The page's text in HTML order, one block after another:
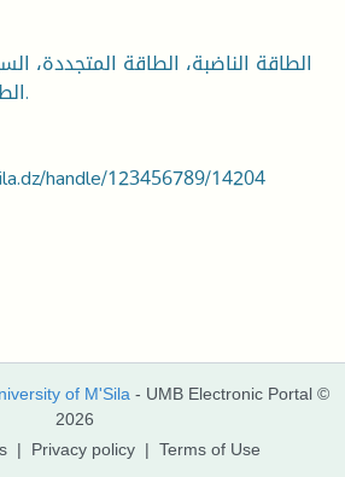
الطاقة الناضبة، الطاقة المتجددة،
الطاقة، استهلاك الطاقة.
handle/123456789/14204
of M'Sila - UMB Electronic Portal ©
2026
| Privacy policy | Terms of Use